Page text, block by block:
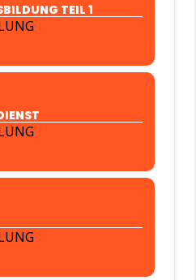
TEIL 1